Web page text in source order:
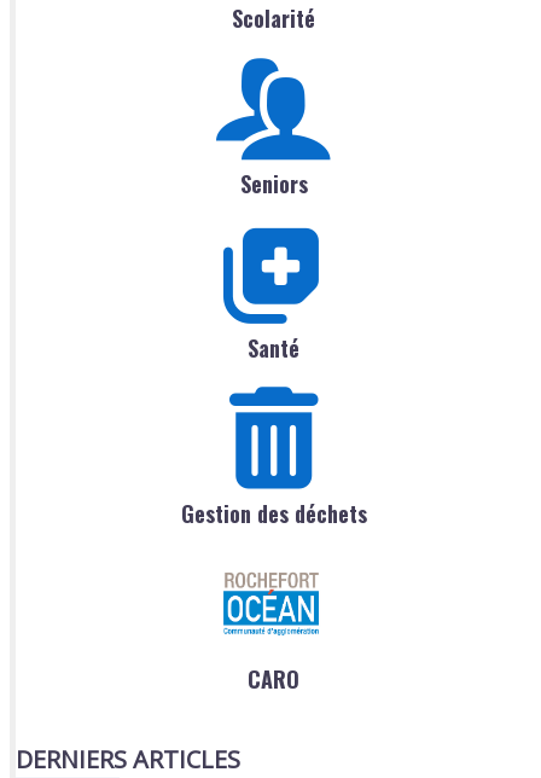
Scolarité
Seniors
Santé
Gestion des déchets
CARO
DERNIERS ARTICLES